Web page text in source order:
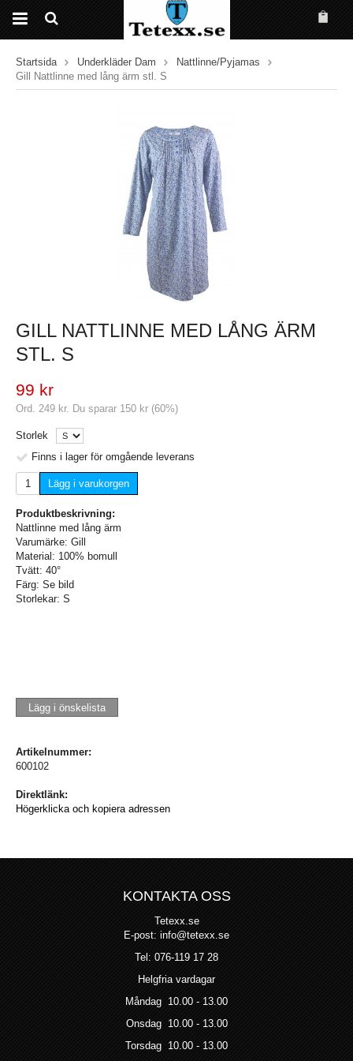
Startsida Underkläder Dam
Nattlinne/Pyjamas
Gill Nattlinne med lång ärm stl. S
GILL NATTLINNE MED LÅNG ÄRM
STL. S
99 kr
Ord. 249 kr. Du sparar 150 kr (60%)
Storlek
Finns i lager för omgående leverans
Lägg i varukorgen
Produktbeskrivning:
Nattlinne med lång ärm
Varumärke: Gill
Material: 100% bomull
Tvätt: 40°
Färg: Se bild
Storlekar: S
Lägg i önskelista
Artikelnummer:
600102
Direktlänk:
Högerklicka och kopiera adressen
KONTAKTA OSS
Tetexx.se
E-post: info@tetexx.se
Tel: 076-119 17 28
Helgfria vardagar
Måndag 10.00 - 13.00
Onsdag 10.00 - 13.00
Torsdag 10.00 - 13.00